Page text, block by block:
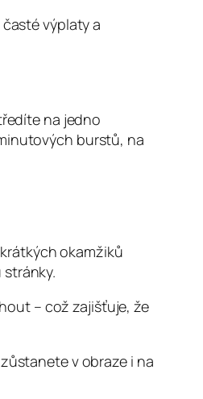
výplaty a
na jedno
burstů, na
okamžiků
– což zajišťuje, že
v obraze i na